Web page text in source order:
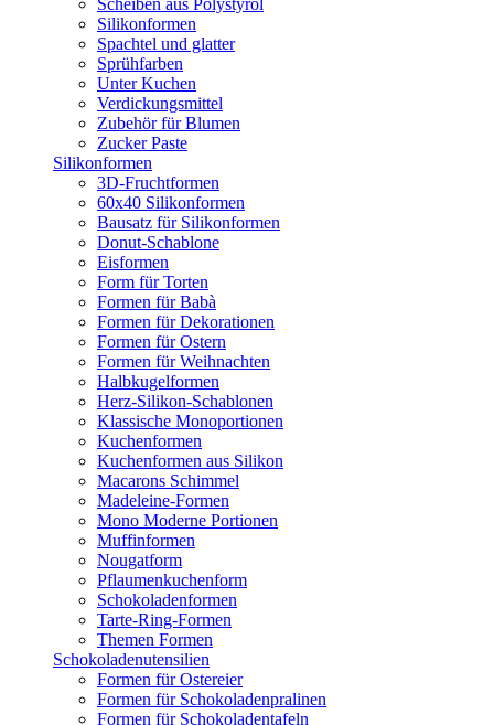
Scheiben aus Polystyrol
Silikonformen
Spachtel und glatter
Sprühfarben
Unter Kuchen
Verdickungsmittel
Zubehör für Blumen
Zucker Paste
Silikonformen
3D-Fruchtformen
60x40 Silikonformen
Bausatz für Silikonformen
Donut-Schablone
Eisformen
Form für Torten
Formen für Babà
Formen für Dekorationen
Formen für Ostern
Formen für Weihnachten
Halbkugelformen
Herz-Silikon-Schablonen
Klassische Monoportionen
Kuchenformen
Kuchenformen aus Silikon
Macarons Schimmel
Madeleine-Formen
Mono Moderne Portionen
Muffinformen
Nougatform
Pflaumenkuchenform
Schokoladenformen
Tarte-Ring-Formen
Themen Formen
Schokoladenutensilien
Formen für Ostereier
Formen für Schokoladenpralinen
Formen für Schokoladentafeln